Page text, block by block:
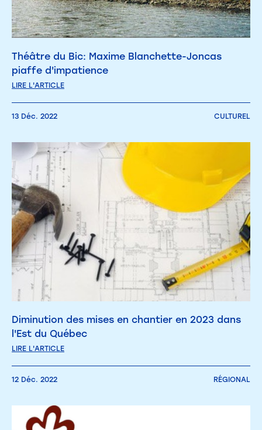
Théâtre du Bic: Maxime Blanchette-Joncas
piaffe d'impatience
LIRE L'ARTICLE
13 Déc. 2022 CULTUREL
Diminution des mises en chantier en 2023 dans
l'Est du Québec
LIRE L'ARTICLE
12 Déc. 2022 RÉGIONAL